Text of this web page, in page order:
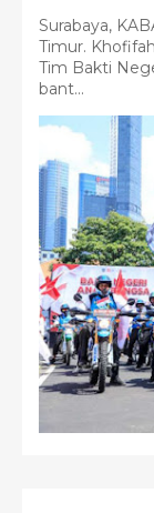
Surabaya,
Timur.
Tim Bakti
bant...